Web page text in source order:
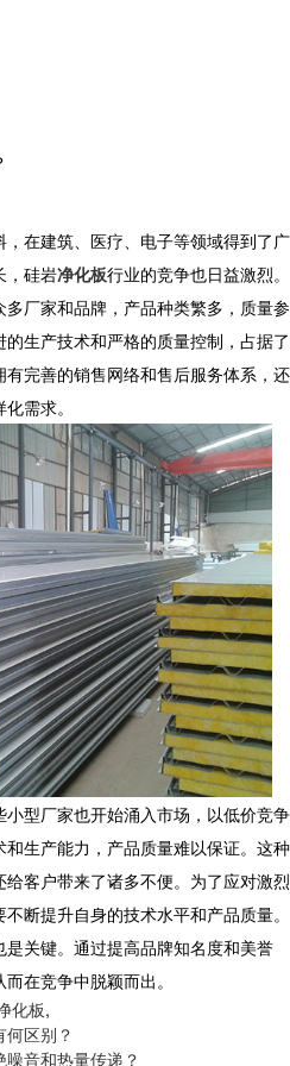
在建筑、医疗、电子等领域得到了广
，硅岩净化板行业的竞争也日益激烈。
厂家和品牌，产品种类繁多，质量参
生产技术和严格的质量控制，占据了
完善的销售网络和售后服务体系，还
需求。
型厂家也开始涌入市场，以低价竞争
生产能力，产品质量难以保证。这种
客户带来了诸多不便。为了应对激烈
断提升自身的技术水平和产品质量。
关键。通过提高品牌知名度和美誉
在竞争中脱颖而出。
化板,
区别？
音和热量传递？